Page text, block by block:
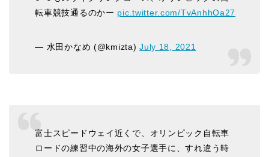
転車競技通るのかー pic.twitter.com/TvAnhhOa27
— 水田かなめ (@kmizta)July 18, 2021
富士スピードウェイ近くで、オリンピック自転車
ロードの練習中の海外の女子選手に、すれ違う時